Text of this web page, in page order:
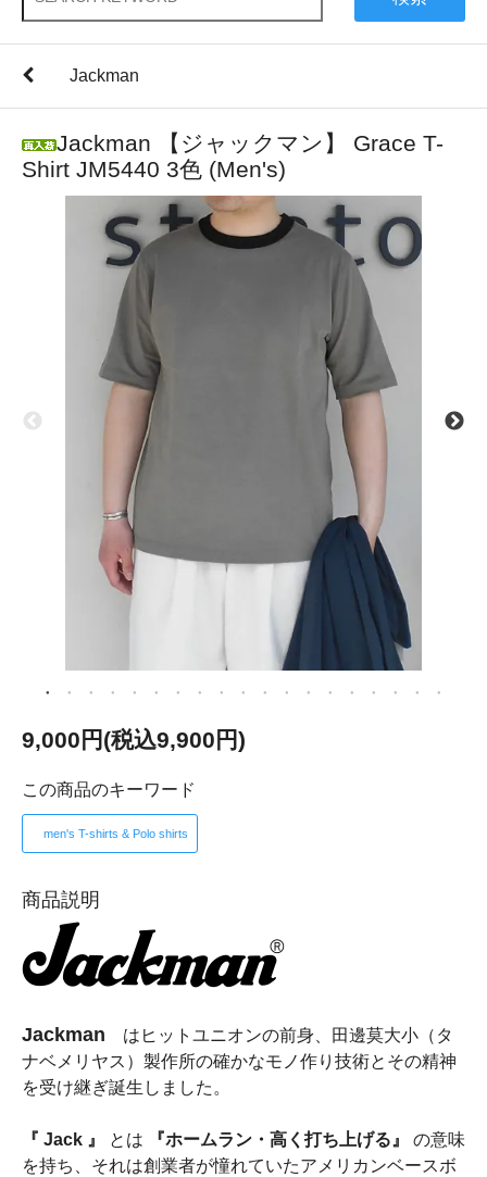
Jackman
Jackman 【ジャックマン】 Grace T-
Shirt JM5440 3色 (Men's)
9,000円(税込9,900円)
この商品のキーワード
men's T-shirts & Polo shirts
商品説明
Jackman はヒットユニオンの前身、田邊莫大小（タ
ナベメリヤス）製作所の確かなモノ作り技術とその精神
を受け継ぎ誕生しました。
『 Jack 』 とは 『ホームラン・高く打ち上げる』
の意味
を持ち、それは創業者が憧れていたアメリカンベースボ